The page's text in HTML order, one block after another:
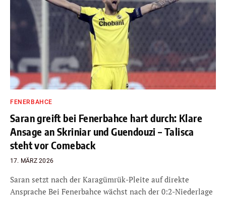
FENERBAHCE
Saran greift bei Fenerbahce hart durch: Klare
Ansage an Skriniar und Guendouzi – Talisca
steht vor Comeback
17. MÄRZ 2026
Saran setzt nach der Karagümrük-Pleite auf direkte
Ansprache Bei Fenerbahce wächst nach der 0:2-Niederlage